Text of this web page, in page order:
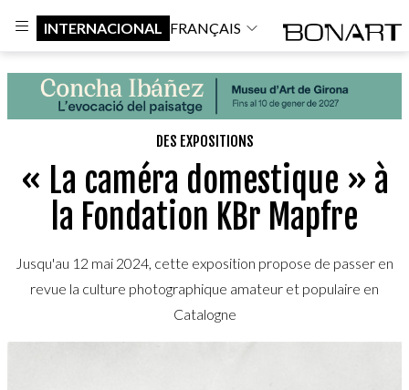
INTERNACIONAL FRANÇAIS
DES EXPOSITIONS
« La caméra domestique » à
la Fondation KBr Mapfre
Jusqu'au 12 mai 2024, cette exposition propose de passer en
revue la culture photographique amateur et populaire en
Catalogne